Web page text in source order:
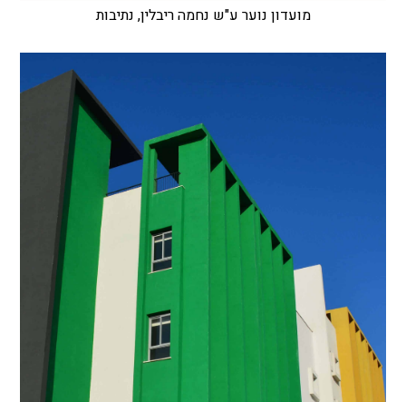
מועדון נוער ע"ש נחמה ריבלין, נתיבות